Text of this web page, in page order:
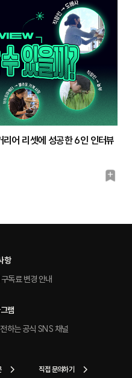
크
북
어 리셋에 성공한 6인 인터뷰
항
독료 변경 안내
램
하는 공식 SNS 채널
직접 문의하기